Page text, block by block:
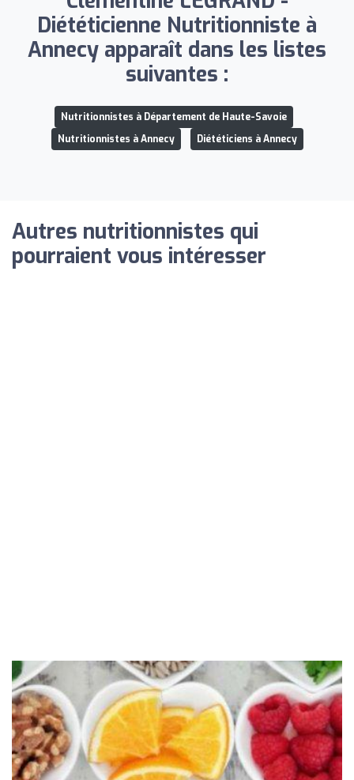
Diététicienne Nutritionniste à
Annecy apparaît dans les listes
suivantes :
Nutritionnistes à Département de Haute-Savoie
Nutritionnistes à Annecy
Diététiciens à Annecy
Autres nutritionnistes qui
pourraient vous intéresser